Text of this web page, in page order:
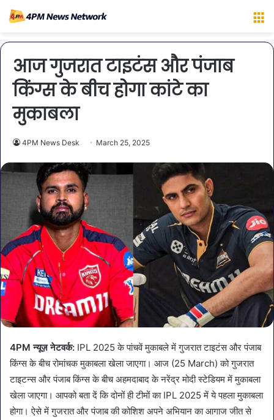
आज गुजरात टाइटंस और पंजाब
किंग्स के बीच होगा कांटे का
मुकाबला
4PM News Desk March 25, 2025
4PM न्यूज़ नेटवर्क: IPL 2025 के पांचवें मुकाबले में गुजरात टाइटंस और पंजाब
किंग्स के बीच रोमांचक मुकाबला खेला जाएगा। आज (25 March) को गुजरात
टाइटन्स और पंजाब किंग्स के बीच अहमदाबाद के नरेंद्र मोदी स्टेडियम में मुकाबला
खेला जाएगा। आपको बता दें कि दोनों ही टीमों का IPL 2025 में ये पहला मुकाबला
होगा। ऐसे में गुजरात और पंजाब की कोशिश अपने अभियान का आगाज जीत से